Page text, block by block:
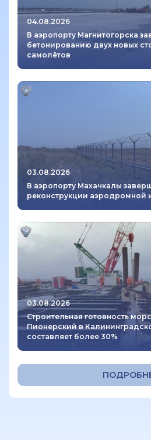
04.08.2026
В аэропорту Магнитогорска
бетонированию двух новых
самолётов
03.08.2026
В аэропорту Махачкалы
реконструкции аэродромной
03.08.2026
Строительная готовность
Пионерский в
составляет более 30%